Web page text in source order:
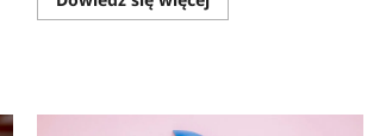
się
sharing